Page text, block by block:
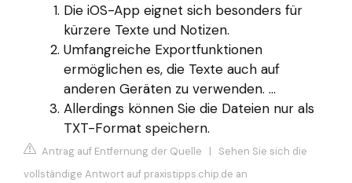
Die iOS-App eignet sich besonders für
kürzere Texte und Notizen.
Umfangreiche Exportfunktionen
ermöglichen es, die Texte auch auf
anderen Geräten zu verwenden. ...
Allerdings können Sie die Dateien nur als
TXT-Format speichern.
Antrag auf Entfernung der Quelle | Sehen Sie sich die
vollständige Antwort auf praxistipps.chip.de an